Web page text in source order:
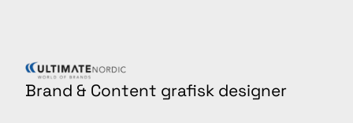
Brand & Content grafisk designer